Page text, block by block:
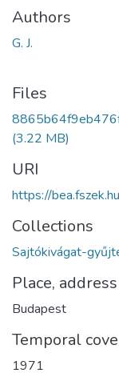
Authors
G. J.
Files
(3.22 MB)
URI
https://
Collections
Sajtókivágat-
Place, address
Budapest
Temporal
1971